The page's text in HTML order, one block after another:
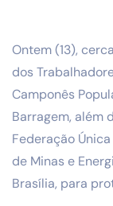
Ontem (13),
dos
Camponês
Barragem, além
Federação
de Minas e
Brasília, para